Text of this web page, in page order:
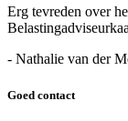
Erg tevreden over
- Nathalie van der
Goed contact